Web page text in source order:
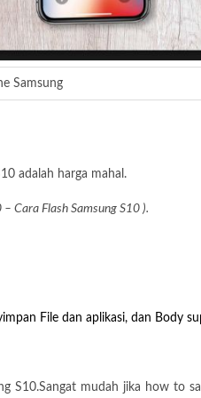
Samsung
adalah harga mahal.
Cara Flash Samsung S10 ).
File dan aplikasi, dan Body
mudah jika how to